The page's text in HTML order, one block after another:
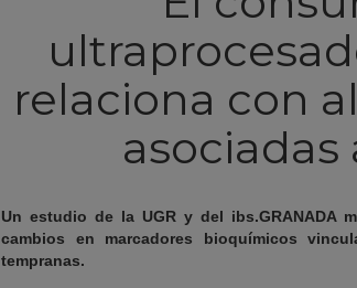
relaciona con
asociadas
Un estudio de la UGR y del ibs.GRANADA
cambios en marcadores bioquímicos
tempranas.